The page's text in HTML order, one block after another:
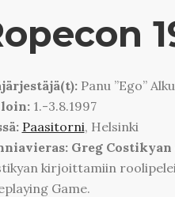
Panu ”Ego”
1.-3.8.1997
Paasitorni, Helsinki
Greg Costikyan
kirjoittamiin
Game.